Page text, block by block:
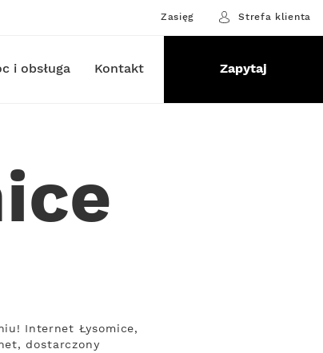
Zasięg Strefa klienta
i obsługa Kontakt Zapytaj
Internet Łysomice,
dostarczony